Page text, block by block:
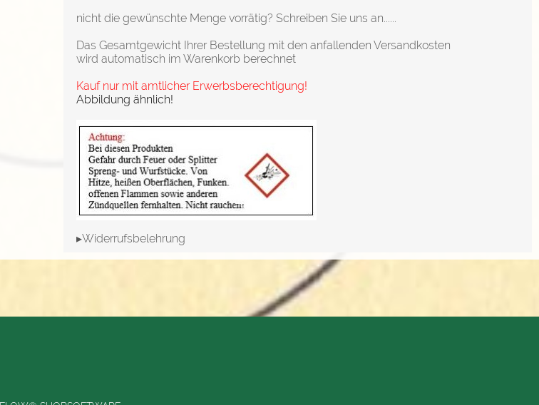
nicht die gewünschte Menge vorrätig? Schreiben Sie uns an......
Das Gesamtgewicht Ihrer Bestellung mit den anfallenden Versandkosten
wird automatisch im Warenkorb berechnet
Kauf nur mit amtlicher Erwerbsberechtigung!
Abbildung ähnlich!
▸Widerrufsbelehrung